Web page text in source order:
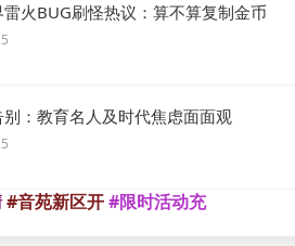
雷火BUG刷怪热议：算不算复制金币
：教育名人及时代焦虑面面观
#音苑新区开#限时活动充